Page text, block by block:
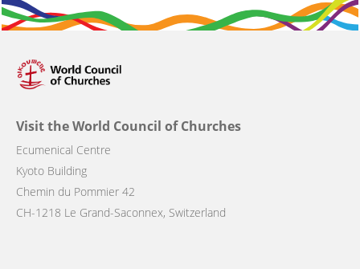
Visit the World Council of Churches
Ecumenical Centre
Kyoto Building
Chemin du Pommier 42
CH-1218 Le Grand-Saconnex, Switzerland